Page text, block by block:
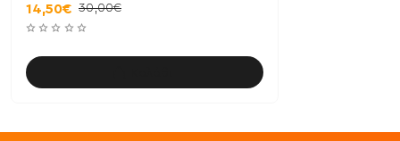
14,50€ 30,00€